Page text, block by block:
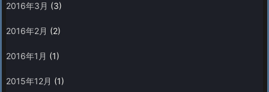
2016年3月 (3)
2016年2月 (2)
2016年1月 (1)
2015年12月 (1)